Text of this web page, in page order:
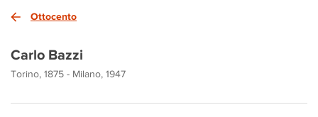
Ottocento
Carlo Bazzi
Torino, 1875 - Milano, 1947